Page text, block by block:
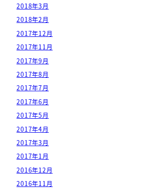
2018年3月
2018年2月
2017年12月
2017年11月
2017年9月
2017年8月
2017年7月
2017年6月
2017年5月
2017年4月
2017年3月
2017年1月
2016年12月
2016年11月